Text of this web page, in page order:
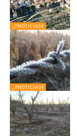
_PNOTICIAS4
_PNOTICIAS4